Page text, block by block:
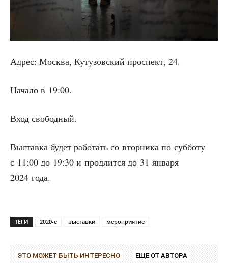
Адрес: Москва, Куту­зов­ский про­спект, 24.
Нача­ло в 19:00.
Вход сво­бод­ный.
Выстав­ка будет рабо­тать со втор­ни­ка по суб­бо­ту
с 11:00 до 19:30 и про­длит­ся до 31 янва­ря
2024 года.
ТЕГИ 2020-е выставки мероприятие
ЭТО МОЖЕТ БЫТЬ ИНТЕРЕСНО ЕЩЕ ОТ АВТОРА